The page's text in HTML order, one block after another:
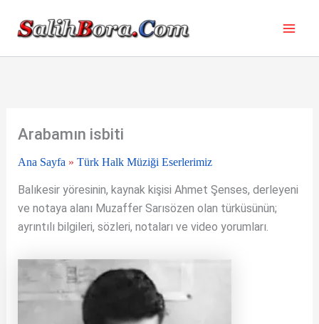
Arabamın isbiti
Ana Sayfa » Türk Halk Müziği Eserlerimiz
Balıkesir yöresinin, kaynak kişisi Ahmet Şenses, derleyeni
ve notaya alanı Muzaffer Sarısözen olan türküsünün;
ayrıntılı bilgileri, sözleri, notaları ve video yorumları.